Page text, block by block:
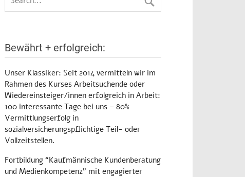
Bewährt + erfolgreich:
Unser Klassiker: Seit 2014 vermitteln wir im
Rahmen des Kurses Arbeitsuchende oder
Wiedereinsteiger/innen erfolgreich in Arbeit:
100 interessante Tage bei uns – 80%
Vermittlungserfolg in
sozialversicherungspflichtige Teil- oder
Vollzeitstellen.
Fortbildung “Kaufmännische Kundenberatung
und Medienkompetenz” mit engagierter